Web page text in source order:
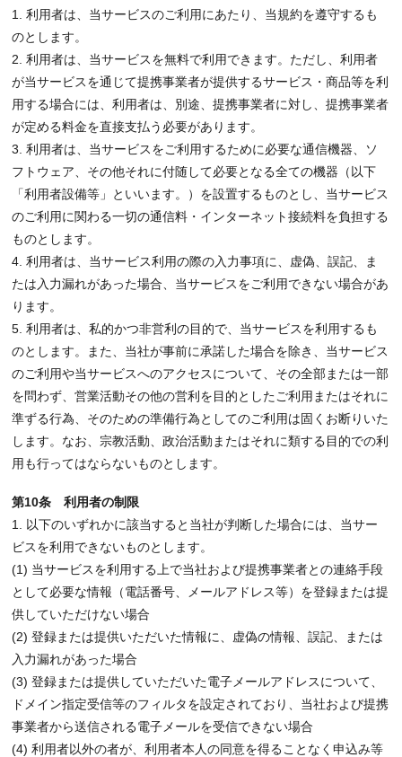
1. 利用者は、当サービスのご利用にあたり、当規約を遵守するも
のとします。
2. 利用者は、当サービスを無料で利用できます。ただし、利用者
が当サービスを通じて提携事業者が提供するサービス・商品等を利
用する場合には、利用者は、別途、提携事業者に対し、提携事業者
が定める料金を直接支払う必要があります。
3. 利用者は、当サービスをご利用するために必要な通信機器、ソ
フトウェア、その他それに付随して必要となる全ての機器（以下
「利用者設備等」といいます。）を設置するものとし、当サービス
のご利用に関わる一切の通信料・インターネット接続料を負担する
ものとします。
4. 利用者は、当サービス利用の際の入力事項に、虚偽、誤記、ま
たは入力漏れがあった場合、当サービスをご利用できない場合があ
ります。
5. 利用者は、私的かつ非営利の目的で、当サービスを利用するも
のとします。また、当社が事前に承諾した場合を除き、当サービス
のご利用や当サービスへのアクセスについて、その全部または一部
を問わず、営業活動その他の営利を目的としたご利用またはそれに
準ずる行為、そのための準備行為としてのご利用は固くお断りいた
します。なお、宗教活動、政治活動またはそれに類する目的での利
用も行ってはならないものとします。
第10条 利用者の制限
1. 以下のいずれかに該当すると当社が判断した場合には、当サー
ビスを利用できないものとします。
(1) 当サービスを利用する上で当社および提携事業者との連絡手段
として必要な情報（電話番号、メールアドレス等）を登録または提
供していただけない場合
(2) 登録または提供いただいた情報に、虚偽の情報、誤記、または
入力漏れがあった場合
(3) 登録または提供していただいた電子メールアドレスについて、
ドメイン指定受信等のフィルタを設定されており、当社および提携
事業者から送信される電子メールを受信できない場合
(4) 利用者以外の者が、利用者本人の同意を得ることなく申込み等